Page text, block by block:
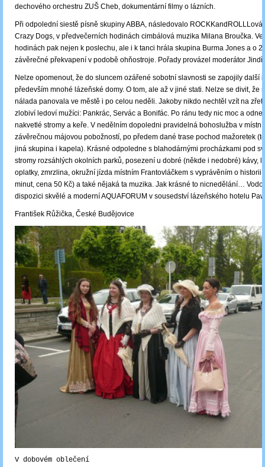
dechového orchestru ZUŠ Cheb, dokumentární filmy o lázních.
Při odpolední siestě písně skupiny ABBA, následovalo
Crazy Dogs, v předvečerních hodinách cimbálová muzika Milana Broučka.
hodinách pak nejen k poslechu, ale i k tanci hrála skupina Burma Jones a o
závěrečné překvapení v podobě ohňostroje. Pořady provázel moderátor
Nelze opomenout, že do sluncem ozářené sobotní slavnosti se zapojily další
především mnohé lázeňské domy. O tom, ale až v jiné stati. Nelze se divit, že
nálada panovala ve městě i po celou neděli. Jakoby nikdo nechtěl vzít na
zlobiví ledoví mužíci: Pankrác, Servác a Bonifác. Po ránu tedy nic moc a
nakvetlé stromy a keře. V nedělním dopoledni pravidelná bohoslužba v
závěrečnou májovou pobožností, po předem dané trase pochod mažoretek
jiná skupina i kapela). Krásné odpoledne s blahodárnými procházkami pod
stromy rozsáhlých okolních parků, posezení u dobré (někde i nedobré) kávy,
oplatky, zmrzlina, okružní jízda místním Frantovláčkem s vyprávěním o historii
minut, cena 50 Kč) a také nějaká ta muzika. Jak krásné to nicnedělání…
dispozici skvělé a moderní AQUAFORUM v sousedství lázeňského hotelu
František Růžička, České Budějovice
V dobovém oblečení